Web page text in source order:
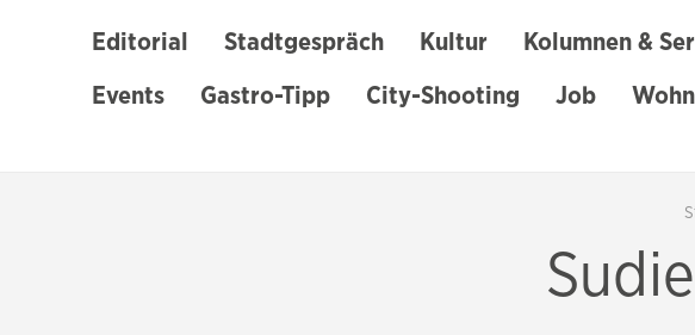
Editorial Stadtgespräch Kultur Kolumnen &
Events Gastro-Tipp City-Shooting Job